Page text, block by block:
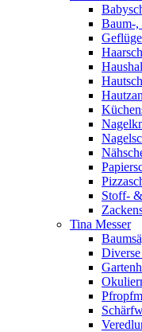
Baum-,
Stoff-
Tina Messer